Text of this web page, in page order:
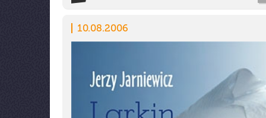
10.08.2006